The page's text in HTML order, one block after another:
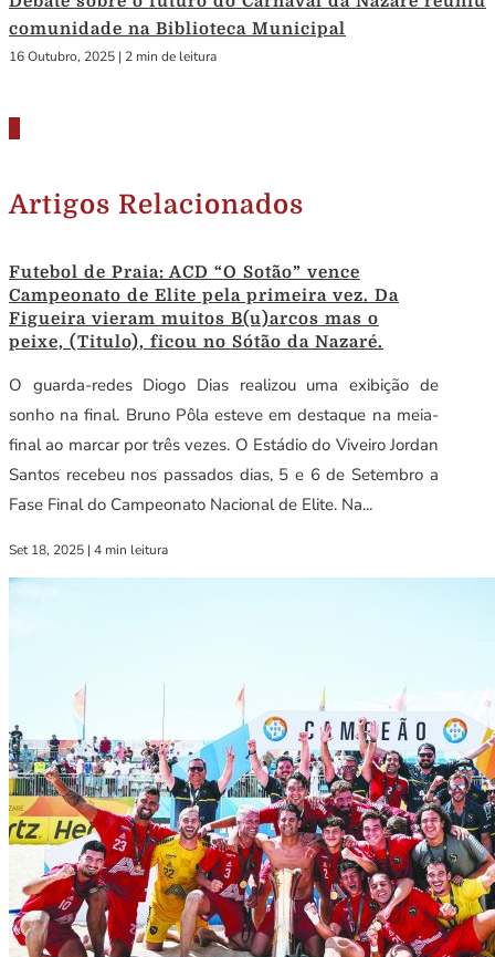
comunidade na Biblioteca Municipal
16 Outubro, 2025 | 2 min de leitura
Artigos Relacionados
Futebol de Praia: ACD “O Sotão” vence
Campeonato de Elite pela primeira vez. Da
Figueira vieram muitos B(u)arcos mas o
peixe, (Titulo), ficou no Sótão da Nazaré.
O guarda-redes Diogo Dias realizou uma exibição de
sonho na final. Bruno Pôla esteve em destaque na meia-
final ao marcar por três vezes. O Estádio do Viveiro Jordan
Santos recebeu nos passados dias, 5 e 6 de Setembro a
Fase Final do Campeonato Nacional de Elite. Na...
Set 18, 2025 | 4 min leitura